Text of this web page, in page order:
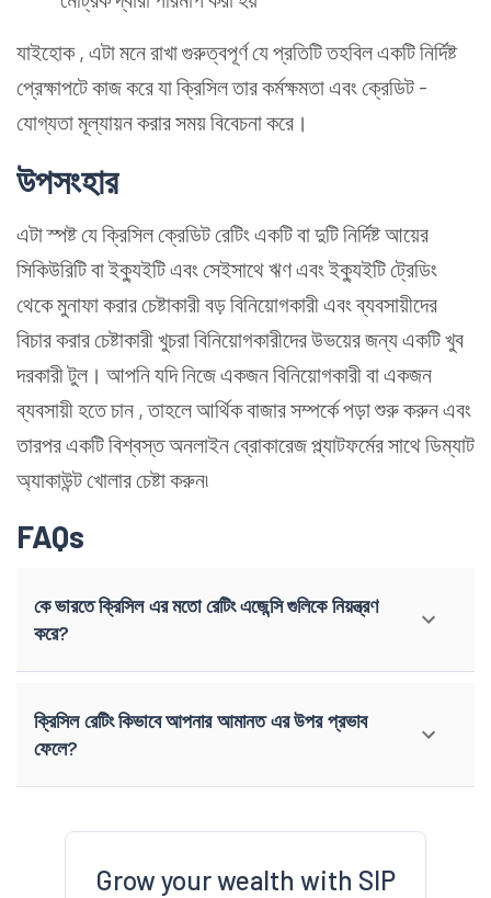
যাইহোক , এটা মনে রাখা গুরুত্বপূর্ণ যে প্রতিটি তহবিল একটি নির্দিষ্ট
প্রেক্ষাপটে কাজ করে যা ক্রিসিল তার কর্মক্ষমতা এবং ক্রেডিট -
যোগ্যতা মূল্যায়ন করার সময় বিবেচনা করে।
উপসংহার
এটা স্পষ্ট যে ক্রিসিল ক্রেডিট রেটিং একটি বা দুটি নির্দিষ্ট আয়ের
সিকিউরিটি বা ইক্যুইটি এবং সেইসাথে ঋণ এবং ইক্যুইটি ট্রেডিং
থেকে মুনাফা করার চেষ্টাকারী বড় বিনিয়োগকারী এবং ব্যবসায়ীদের
বিচার করার চেষ্টাকারী খুচরা বিনিয়োগকারীদের উভয়ের জন্য একটি খুব
দরকারী টুল। আপনি যদি নিজে একজন বিনিয়োগকারী বা একজন
ব্যবসায়ী হতে চান , তাহলে আর্থিক বাজার সম্পর্কে পড়া শুরু করুন এবং
তারপর একটি বিশ্বস্ত অনলাইন ব্রোকারেজ প্ল্যাটফর্মের সাথে ডিম্যাট
অ্যাকাউন্ট খোলার চেষ্টা করুন৷
FAQs
কে ভারতে ক্রিসিল এর মতো রেটিং এজেন্সি গুলিকে নিয়ন্ত্রণ
করে?
ক্রিসিল রেটিং কিভাবে আপনার আমানত এর উপর প্রভাব
ফেলে?
Grow your wealth with SIP